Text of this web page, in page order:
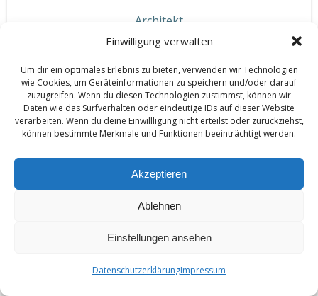
Einwilligung verwalten
Um dir ein optimales Erlebnis zu bieten, verwenden wir Technologien
wie Cookies, um Geräteinformationen zu speichern und/oder darauf
zuzugreifen. Wenn du diesen Technologien zustimmst, können wir
Daten wie das Surfverhalten oder eindeutige IDs auf dieser Website
verarbeiten. Wenn du deine Einwillligung nicht erteilst oder zurückziehst,
können bestimmte Merkmale und Funktionen beeinträchtigt werden.
Akzeptieren
Ablehnen
Einstellungen ansehen
DatenschutzerklärungImpressum
Architekt